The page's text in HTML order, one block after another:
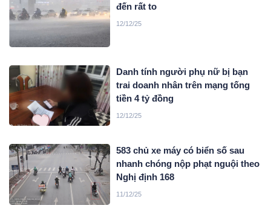
đến rất to
12/12/25
Danh tính người phụ nữ bị bạn
trai doanh nhân trên mạng tống
tiền 4 tỷ đồng
12/12/25
583 chủ xe máy có biển số sau
nhanh chóng nộp phạt nguội theo
Nghị định 168
11/12/25